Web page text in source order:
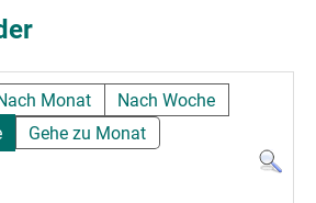
Monat
Nach Woche
Gehe zu Monat